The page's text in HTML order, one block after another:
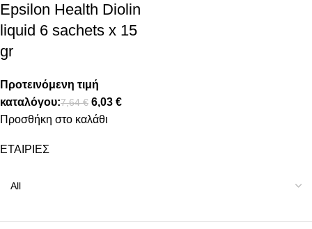
ΕΤΑΙΡΙΕΣ
Epsilon Health Diolin
liquid 6 sachets x 15
gr
Προτεινόμενη τιμή
καταλόγου:7,64€ 6,03 €
Προσθήκη στο καλάθι